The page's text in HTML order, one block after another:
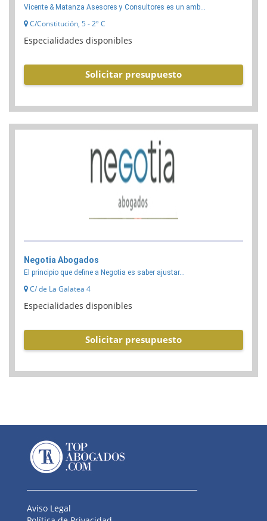
Vicente & Matanza Asesores y Consultores es un amb...
C/Constitución, 5 - 2º C
Especialidades disponibles
Solicitar presupuesto
Negotia Abogados
El principio que define a Negotia es saber ajustar...
C/ de La Galatea 4
Especialidades disponibles
Solicitar presupuesto
Aviso Legal